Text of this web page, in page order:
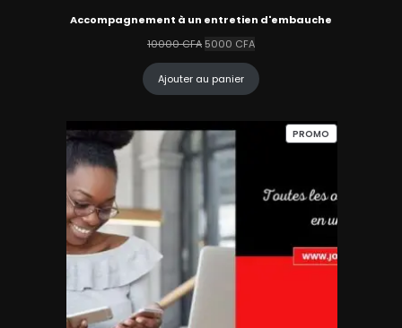
Accompagnement à un entretien d'embauche
10000CFA Le
initial
était :
5000 CFALe
actuel
est :
Ajouter au panier
PROMO
EN